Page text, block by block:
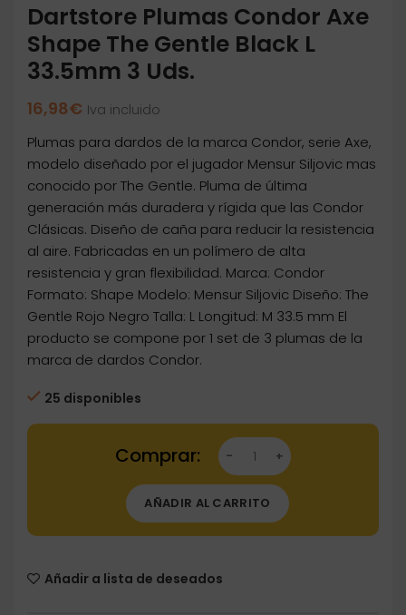
Dartstore Plumas Condor Axe
Shape The Gentle Black L
33.5mm 3 Uds.
16,98€ Iva incluido
Plumas para dardos de la marca Condor, serie Axe,
modelo diseñado por el jugador Mensur Siljovic mas
conocido por The Gentle. Pluma de última
generación más duradera y rígida que las Condor
Clásicas. Diseño de caña para reducir la resistencia
al aire. Fabricadas en un polímero de alta
resistencia y gran flexibilidad. Marca: Condor
Formato: Shape Modelo: Mensur Siljovic Diseño: The
Gentle Rojo Negro Talla: L Longitud: M 33.5 mm El
producto se compone por 1 set de 3 plumas de la
marca de dardos Condor.
25 disponibles
Dartstore Plumas Condor Axe Shape The
AÑADIR AL CARRITO
Añadir a lista de deseados